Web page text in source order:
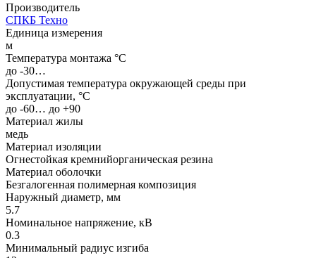
Производитель
СПКБ Техно
Единица измерения
м
Температура монтажа °C
до -30…
Допустимая температура окружающей среды при
эксплуатации, °C
до -60… до +90
Материал жилы
медь
Материал изоляции
Огнестойкая кремнийорганическая резина
Материал оболочки
Безгалогенная полимерная композиция
Наружный диаметр, мм
5.7
Номинальное напряжение, кВ
0.3
Минимальный радиус изгиба